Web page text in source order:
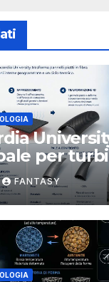
per
la
FANTASY